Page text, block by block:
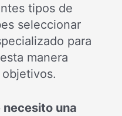
tipos de
seleccionar
para
manera
necesito una